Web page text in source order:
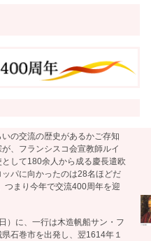
の交流の歴史があるかご存知
、フランシスコ会宣教師ルイ
して180余人から成る慶長遣欧
パに向かったのは28名ほどだ
つまり今年で交流400周年を迎
）に、一行は木造帆船サン・フ
石巻市を出発し、翌1614年１